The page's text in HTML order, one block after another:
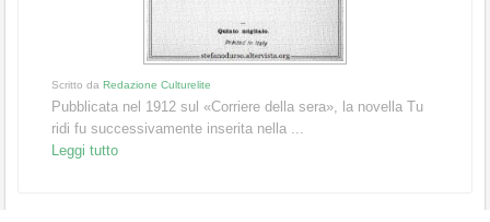
Scritto da Redazione Culturelite
Pubblicata nel 1912 sul «Corriere della sera», la novella Tu
ridi fu successivamente inserita nella ...
Leggi tutto